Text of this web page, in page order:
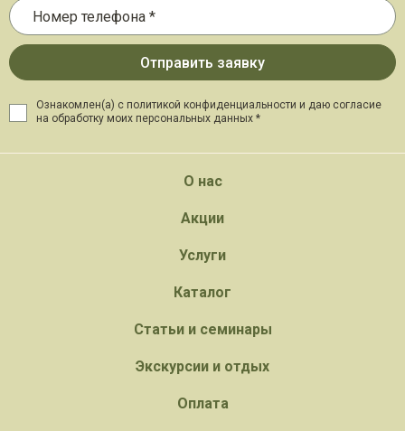
Ознакомлен(а) с политикой конфиденциальности и даю согласие
на обработку моих персональных данных *
О нас
Акции
Услуги
Каталог
Статьи и семинары
Экскурсии и отдых
Оплата